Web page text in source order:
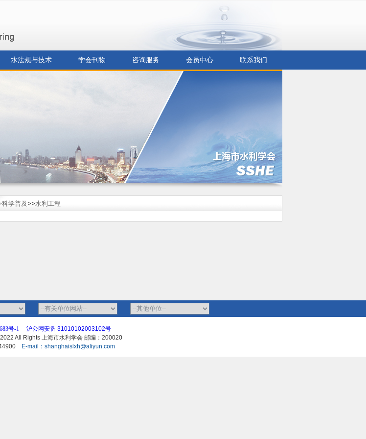
水法规与技术 学会刊物 咨询服务 会员中心 联系我们
科学普及>>水利工程
号-1
沪公网安备 31010102003102号
All Rights 上海市水利学会 邮编：200020
E-mail：shanghaislxh@aliyun.com